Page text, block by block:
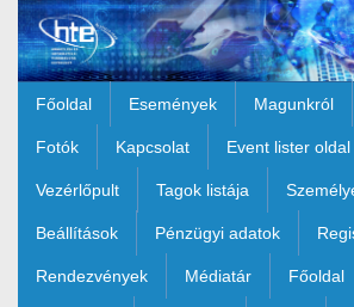
Ugrás a fő tartalomhoz
Főoldal Események Magunkról
Fotók Kapcsolat Event lister oldal
Vezérlőpult Tagok listája
Beállítások Pénzügyi adatok
Rendezvények Médiatár Főoldal